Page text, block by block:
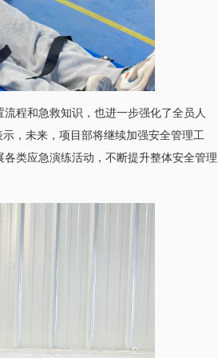
程和急救知识，也进一步强化了全员人
，未来，项目部将继续加强安全管理工
类应急演练活动，不断提升整体安全管理